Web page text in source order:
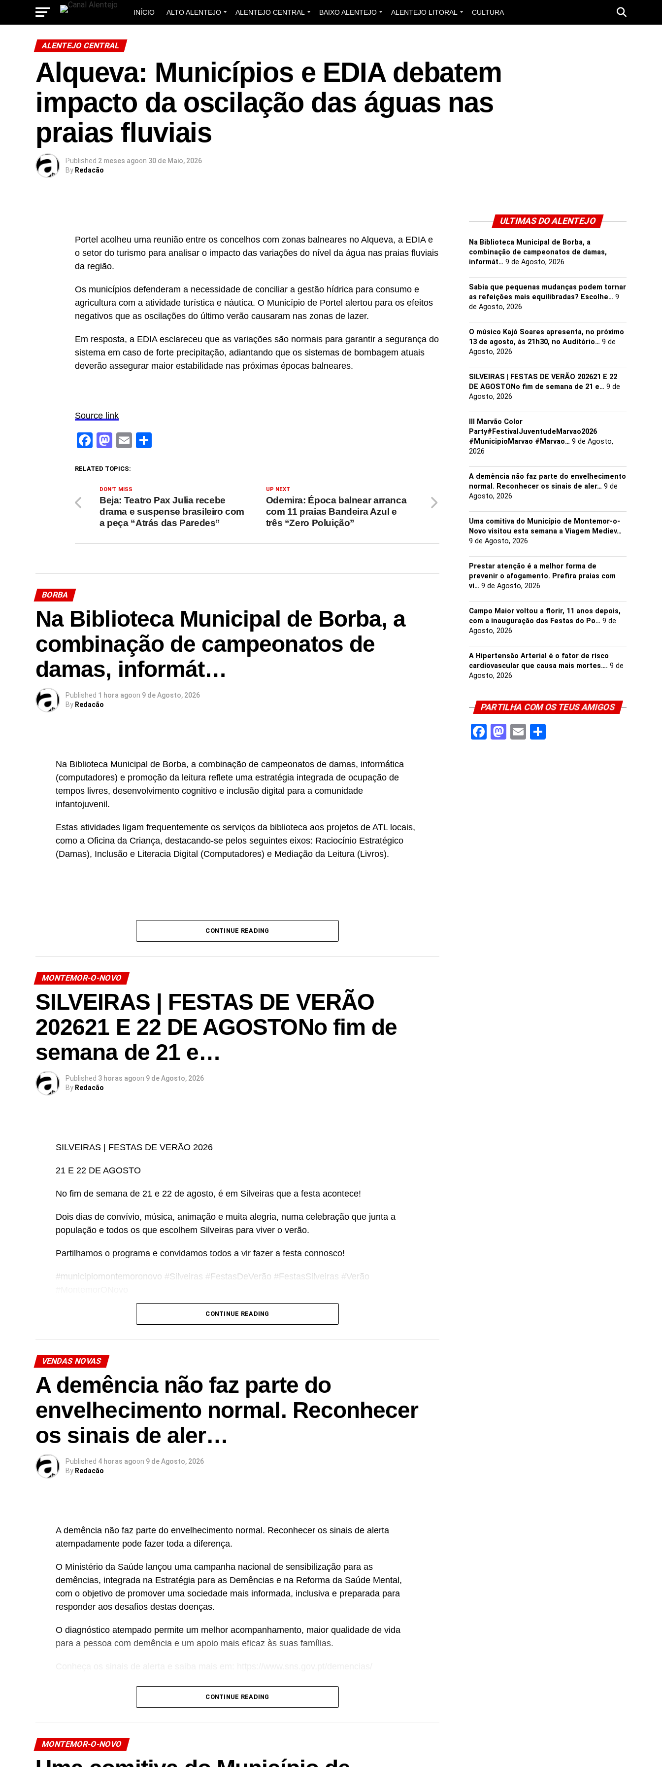
INÍCIO ALTO ALENTEJO ALENTEJO CENTRAL BAIXO ALENTEJO ALENTEJO LITORAL CULTURA
ALENTEJO CENTRAL
Alqueva: Municípios e EDIA debatem
impacto da oscilação das águas nas
praias fluviais
Published 2 meses agoon 30 de Maio, 2026
By Redacão
Portel acolheu uma reunião entre os concelhos com zonas balneares no Alqueva, a EDIA e
o setor do turismo para analisar o impacto das variações do nível da água nas praias fluviais
da região.
Os municípios defenderam a necessidade de conciliar a gestão hídrica para consumo e
agricultura com a atividade turística e náutica. O Município de Portel alertou para os efeitos
negativos que as oscilações do último verão causaram nas zonas de lazer.
Em resposta, a EDIA esclareceu que as variações são normais para garantir a segurança do
sistema em caso de forte precipitação, adiantando que os sistemas de bombagem atuais
deverão assegurar maior estabilidade nas próximas épocas balneares.
Source link
Facebook
Mastodon
Email
RELATED TOPICS:
UP NEXT
Odemira: Época balnear arranca
com 11 praias Bandeira Azul e
três “Zero Poluição”
DON'T MISS
Beja: Teatro Pax Julia recebe
drama e suspense brasileiro com
a peça “Atrás das Paredes”
BORBA
Na Biblioteca Municipal de Borba, a
combinação de campeonatos de
damas, informát…
Published 1 hora agoon 9 de Agosto, 2026
By Redacão
Na Biblioteca Municipal de Borba, a combinação de campeonatos de damas, informática
(computadores) e promoção da leitura reflete uma estratégia integrada de ocupação de
tempos livres, desenvolvimento cognitivo e inclusão digital para a comunidade
infantojuvenil.
Estas atividades ligam frequentemente os serviços da biblioteca aos projetos de ATL locais,
como a Oficina da Criança, destacando-se pelos seguintes eixos: Raciocínio Estratégico
(Damas), Inclusão e Literacia Digital (Computadores) e Mediação da Leitura (Livros).
Facebook
Mastodon
Email
CONTINUE READING
MONTEMOR-O-NOVO
SILVEIRAS | FESTAS DE VERÃO
202621 E 22 DE AGOSTONo fim de
semana de 21 e…
Published 3 horas agoon 9 de Agosto, 2026
By Redacão
SILVEIRAS | FESTAS DE VERÃO 2026
21 E 22 DE AGOSTO
No fim de semana de 21 e 22 de agosto, é em Silveiras que a festa acontece!
Dois dias de convívio, música, animação e muita alegria, numa celebração que junta a
população e todos os que escolhem Silveiras para viver o verão.
Partilhamos o programa e convidamos todos a vir fazer a festa connosco!
#municipiomontemoronovo #Silveiras #FestasDeVerão #FestasSilveiras #Verão
Link no Facebook
Facebook
Mastodon
EmailShare
CONTINUE READING
VENDAS NOVAS
A demência não faz parte do
envelhecimento normal. Reconhecer
os sinais de aler…
Published 4 horas agoon 9 de Agosto, 2026
By Redacão
A demência não faz parte do envelhecimento normal. Reconhecer os sinais de alerta
atempadamente pode fazer toda a diferença.
O Ministério da Saúde lançou uma campanha nacional de sensibilização para as
demências, integrada na Estratégia para as Demências e na Reforma da Saúde Mental,
com o objetivo de promover uma sociedade mais informada, inclusiva e preparada para
responder aos desafios destas doenças.
O diagnóstico atempado permite um melhor acompanhamento, maior qualidade de vida
para a pessoa com demência e um apoio mais eficaz às suas famílias.
Facebook
Mastodon
Email
CONTINUE READING
MONTEMOR-O-NOVO
ULTIMAS DO ALENTEJO
Na Biblioteca Municipal de Borba, a
combinação de campeonatos de damas,
informát… 9 de Agosto, 2026
Sabia que pequenas mudanças podem tornar
as refeições mais equilibradas? Escolhe… 9
de Agosto, 2026
O músico Kajó Soares apresenta, no próximo
13 de agosto, às 21h30, no Auditório… 9 de
Agosto, 2026
SILVEIRAS | FESTAS DE VERÃO 202621 E 22
DE AGOSTONo fim de semana de 21 e… 9 de
Agosto, 2026
III Marvão Color
Party#FestivalJuventudeMarvao2026
#MunicipioMarvao #Marvao… 9 de Agosto,
2026
A demência não faz parte do envelhecimento
normal. Reconhecer os sinais de aler… 9 de
Agosto, 2026
Uma comitiva do Município de Montemor-o-
Novo visitou esta semana a Viagem Mediev…
9 de Agosto, 2026
Prestar atenção é a melhor forma de
prevenir o afogamento. Prefira praias com
vi… 9 de Agosto, 2026
Campo Maior voltou a florir, 11 anos depois,
com a inauguração das Festas do Po… 9 de
Agosto, 2026
A Hipertensão Arterial é o fator de risco
cardiovascular que causa mais mortes…. 9 de
Agosto, 2026
PARTILHA COM OS TEUS AMIGOS
Facebook
Mastodon
Email